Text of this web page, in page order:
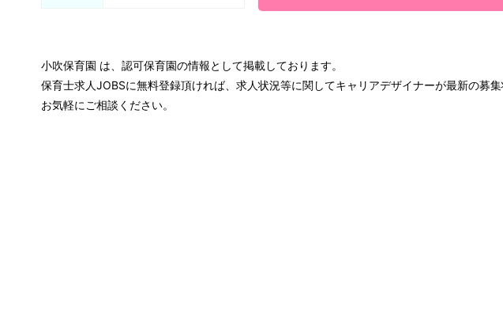
小吹保育園 は、認可保育園の情報として掲載しております。
保育士求人JOBSに無料登録頂ければ、求人状況等に関してキャリアデザイナーが最新の募
お気軽にご相談ください。